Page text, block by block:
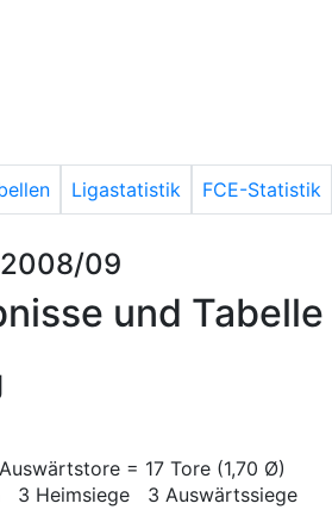
Ligastatistik FCE-Statistik
09
und Tabelle
= 17 Tore (1,70 Ø)
3 Heimsiege 3 Auswärtssiege